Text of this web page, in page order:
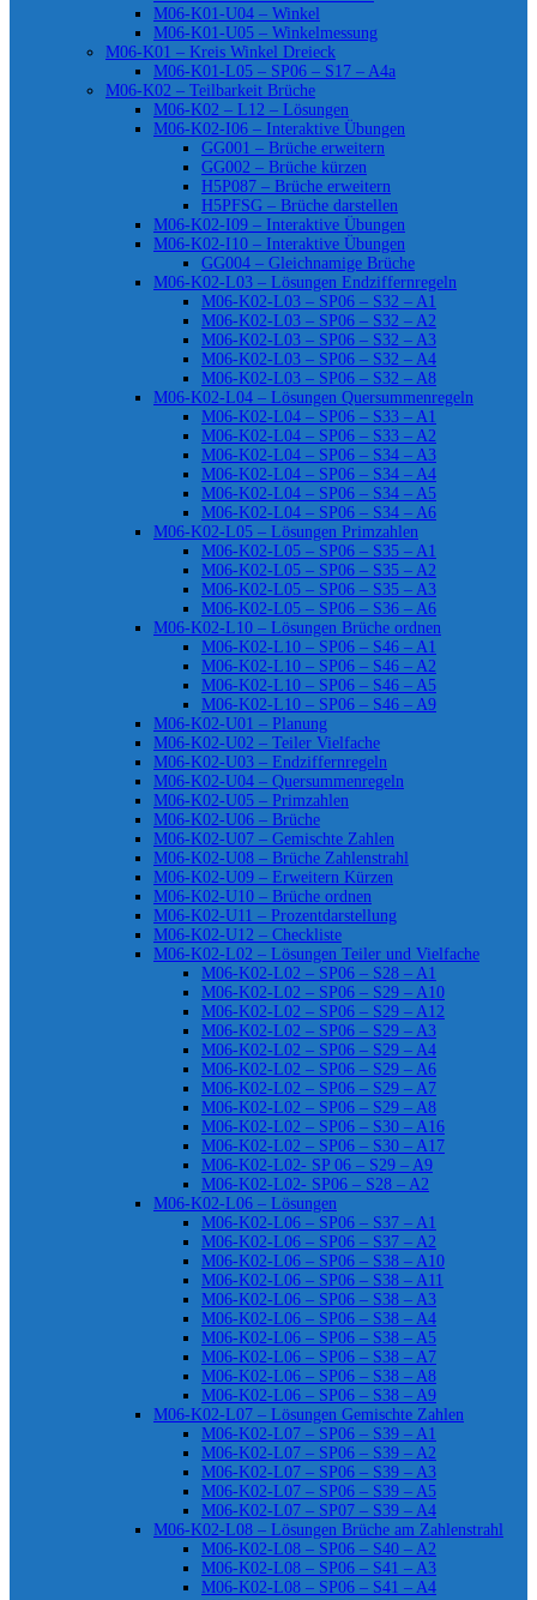
M06-K01-U04 – Winkel
M06-K01-U05 – Winkelmessung
M06-K01 – Kreis Winkel Dreieck
M06-K01-L05 – SP06 – S17 – A4a
M06-K02 – Teilbarkeit Brüche
M06-K02 – L12 – Lösungen
M06-K02-I06 – Interaktive Übungen
GG001 – Brüche erweitern
GG002 – Brüche kürzen
H5P087 – Brüche erweitern
H5PFSG – Brüche darstellen
M06-K02-I09 – Interaktive Übungen
M06-K02-I10 – Interaktive Übungen
GG004 – Gleichnamige Brüche
M06-K02-L03 – Lösungen Endziffernregeln
M06-K02-L03 – SP06 – S32 – A1
M06-K02-L03 – SP06 – S32 – A2
M06-K02-L03 – SP06 – S32 – A3
M06-K02-L03 – SP06 – S32 – A4
M06-K02-L03 – SP06 – S32 – A8
M06-K02-L04 – Lösungen Quersummenregeln
M06-K02-L04 – SP06 – S33 – A1
M06-K02-L04 – SP06 – S33 – A2
M06-K02-L04 – SP06 – S34 – A3
M06-K02-L04 – SP06 – S34 – A4
M06-K02-L04 – SP06 – S34 – A5
M06-K02-L04 – SP06 – S34 – A6
M06-K02-L05 – Lösungen Primzahlen
M06-K02-L05 – SP06 – S35 – A1
M06-K02-L05 – SP06 – S35 – A2
M06-K02-L05 – SP06 – S35 – A3
M06-K02-L05 – SP06 – S36 – A6
M06-K02-L10 – Lösungen Brüche ordnen
M06-K02-L10 – SP06 – S46 – A1
M06-K02-L10 – SP06 – S46 – A2
M06-K02-L10 – SP06 – S46 – A5
M06-K02-L10 – SP06 – S46 – A9
M06-K02-U01 – Planung
M06-K02-U02 – Teiler Vielfache
M06-K02-U03 – Endziffernregeln
M06-K02-U04 – Quersummenregeln
M06-K02-U05 – Primzahlen
M06-K02-U06 – Brüche
M06-K02-U07 – Gemischte Zahlen
M06-K02-U08 – Brüche Zahlenstrahl
M06-K02-U09 – Erweitern Kürzen
M06-K02-U10 – Brüche ordnen
M06-K02-U11 – Prozentdarstellung
M06-K02-U12 – Checkliste
M06-K02-L02 – Lösungen Teiler und Vielfache
M06-K02-L02 – SP06 – S28 – A1
M06-K02-L02 – SP06 – S29 – A10
M06-K02-L02 – SP06 – S29 – A12
M06-K02-L02 – SP06 – S29 – A3
M06-K02-L02 – SP06 – S29 – A4
M06-K02-L02 – SP06 – S29 – A6
M06-K02-L02 – SP06 – S29 – A7
M06-K02-L02 – SP06 – S29 – A8
M06-K02-L02 – SP06 – S30 – A16
M06-K02-L02 – SP06 – S30 – A17
M06-K02-L02- SP 06 – S29 – A9
M06-K02-L02- SP06 – S28 – A2
M06-K02-L06 – Lösungen
M06-K02-L06 – SP06 – S37 – A1
M06-K02-L06 – SP06 – S37 – A2
M06-K02-L06 – SP06 – S38 – A10
M06-K02-L06 – SP06 – S38 – A11
M06-K02-L06 – SP06 – S38 – A3
M06-K02-L06 – SP06 – S38 – A4
M06-K02-L06 – SP06 – S38 – A5
M06-K02-L06 – SP06 – S38 – A7
M06-K02-L06 – SP06 – S38 – A8
M06-K02-L06 – SP06 – S38 – A9
M06-K02-L07 – Lösungen Gemischte Zahlen
M06-K02-L07 – SP06 – S39 – A1
M06-K02-L07 – SP06 – S39 – A2
M06-K02-L07 – SP06 – S39 – A3
M06-K02-L07 – SP06 – S39 – A5
M06-K02-L07 – SP07 – S39 – A4
M06-K02-L08 – Lösungen Brüche am Zahlenstrahl
M06-K02-L08 – SP06 – S40 – A2
M06-K02-L08 – SP06 – S41 – A3
M06-K02-L08 – SP06 – S41 – A4